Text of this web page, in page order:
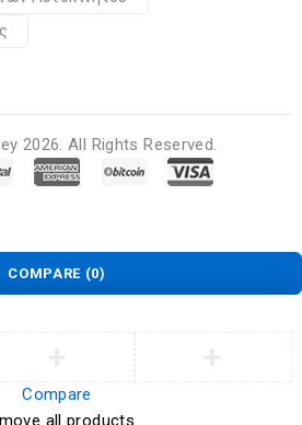
2026. All Rights Reserved.
COMPARE (0)
Compare
all products